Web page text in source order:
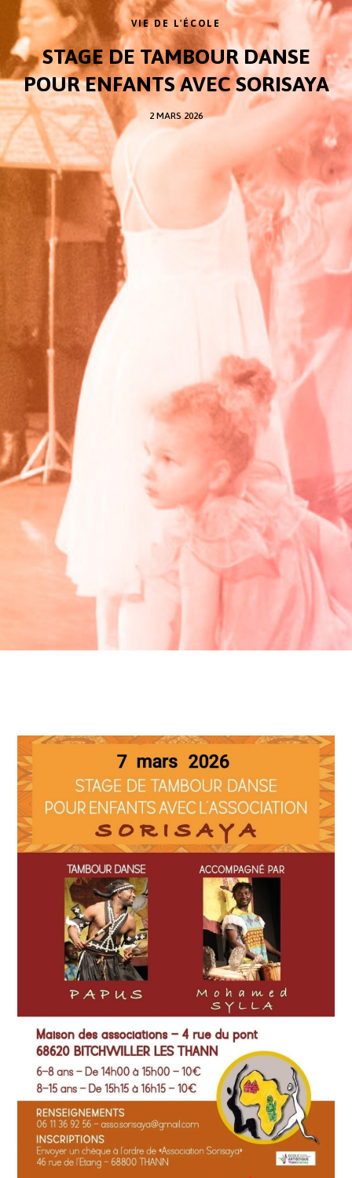
VIE DE L'ÉCOLE
STAGE DE TAMBOUR DANSE
POUR ENFANTS AVEC SORISAYA
2 MARS 2026